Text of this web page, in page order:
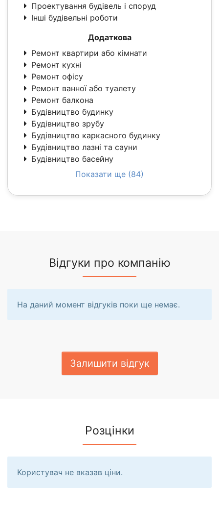
Проектування будівель і споруд
Інші будівельні роботи
Додаткова
Ремонт квартири або кімнати
Ремонт кухні
Ремонт офісу
Ремонт ванної або туалету
Ремонт балкона
Будівництво будинку
Будівництво зрубу
Будівництво каркасного будинку
Будівництво лазні та сауни
Будівництво басейну
Показати ще (84)
Відгуки про компанію
На даний момент відгуків поки ще немає.
Залишити відгук
Розцінки
Користувач не вказав ціни.